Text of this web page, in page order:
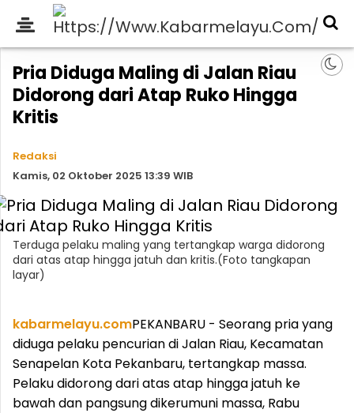
Pria Diduga Maling di Jalan Riau
Didorong dari Atap Ruko Hingga
Kritis
Redaksi
Kamis, 02 Oktober 2025 13:39 WIB
Terduga pelaku maling yang tertangkap warga didorong
dari atas atap hingga jatuh dan kritis.(Foto tangkapan
layar)
kabarmelayu.comPEKANBARU - Seorang pria yang
diduga pelaku pencurian di Jalan Riau, Kecamatan
Senapelan Kota Pekanbaru, tertangkap massa.
Pelaku didorong dari atas atap hingga jatuh ke
bawah dan pangsung dikerumuni massa, Rabu